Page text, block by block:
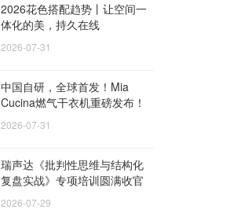
2026花色搭配趋势丨让空间一
体化的美，持久在线
2026-07-31
中国自研，全球首发！Mia
Cucina燃气干衣机重磅发布！
2026-07-31
瑞声达《批判性思维与结构化
复盘实战》专项培训圆满收官
2026-07-29